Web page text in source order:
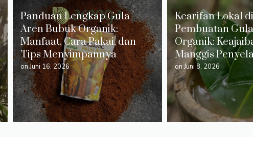
Panduan Lengkap Gula
Aren Bubuk Organik:
Manfaat, Cara Pakai, dan
Tips Menyimpannya
onJuni 16, 2026
Kearifan Lokal
Pembuatan
Organik:
Manggis
onJuni 8, 2026